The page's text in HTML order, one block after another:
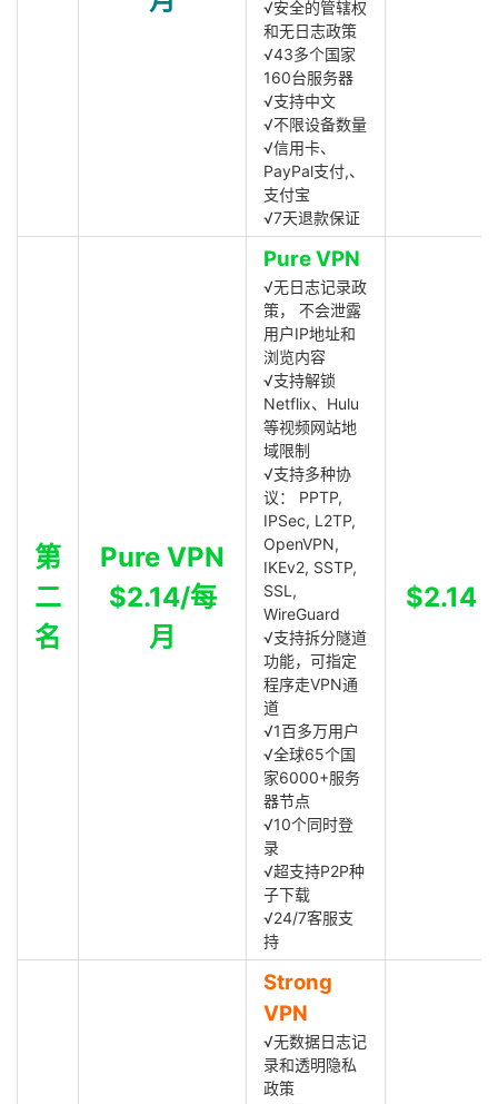
√安全的管辖权
和无日志政策
√43多个国家
160台服务器
√支持中文
√不限设备数量
√信用卡、
PayPal支付,、
支付宝
√7天退款保证
第
二
名
Pure VPN
$2.14/每
月
Pure VPN
√无日志记录政
策， 不会泄露
用户IP地址和
浏览内容
√支持解锁
Netflix、Hulu
等视频网站地
域限制
√支持多种协
议： PPTP,
IPSec, L2TP,
OpenVPN,
IKEv2, SSTP,
SSL,
WireGuard
√支持拆分隧道
功能，可指定
程序走VPN通
道
√1百多万用户
√全球65个国
家6000+服务
器节点
√10个同时登
录
√超支持P2P种
子下载
√24/7客服支
持
$2.14
Strong
VPN
√无数据日志记
录和透明隐私
政策